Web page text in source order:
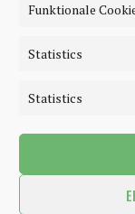
Funktionale
Statistics
Statistics
©2018 -